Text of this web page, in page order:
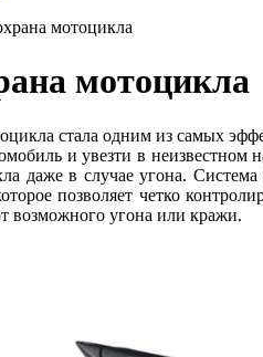
мотоцикла
мотоцикла
стала одним из самых
и увезти в неизвестном
даже в случае угона.
позволяет четко
возможного угона или кражи.